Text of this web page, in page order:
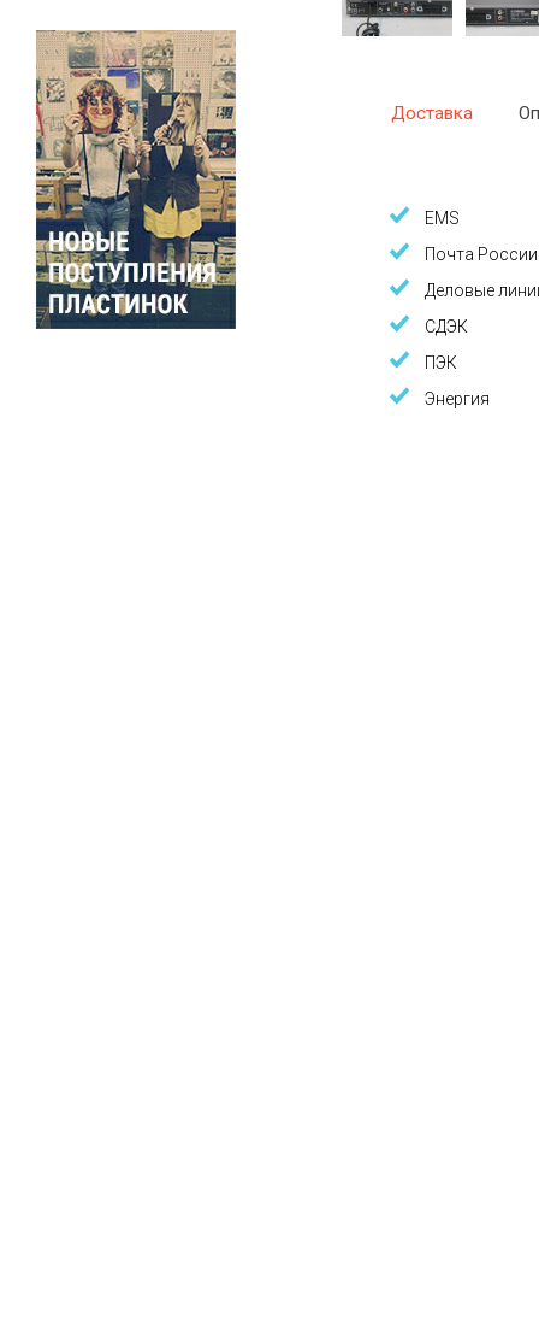
Доставка
EMS
Почта России
Деловые
СДЭК
ПЭК
Энергия